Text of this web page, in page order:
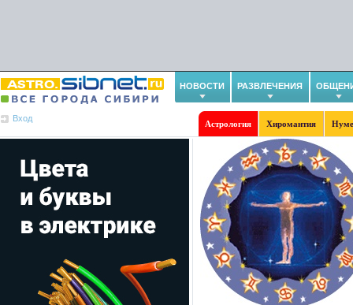
НОВОСТИ РАЗВЛЕЧЕНИЯ
Вход
Астрология Хиромантия